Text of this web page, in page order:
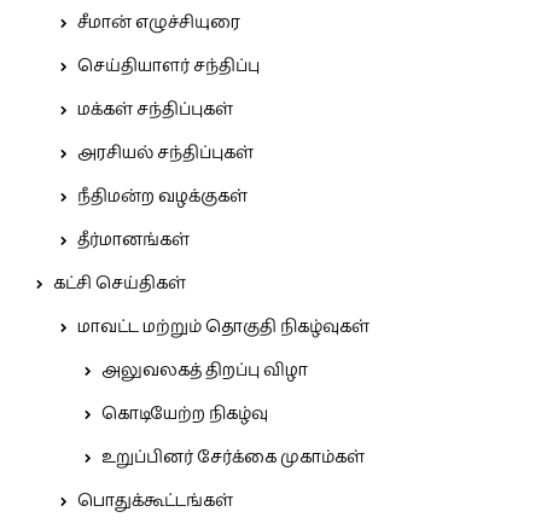
சீமான் எழுச்சியுரை
செய்தியாளர் சந்திப்பு
மக்கள் சந்திப்புகள்
அரசியல் சந்திப்புகள்
நீதிமன்ற வழக்குகள்
தீர்மானங்கள்
கட்சி செய்திகள்
மாவட்ட மற்றும் தொகுதி நிகழ்வுகள்
அலுவலகத் திறப்பு விழா
கொடியேற்ற நிகழ்வு
உறுப்பினர் சேர்க்கை முகாம்கள்
பொதுக்கூட்டங்கள்